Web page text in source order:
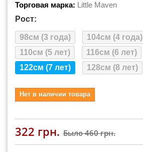
Торговая марка: Little Maven
Рост:
98см (3 года)
104см (4 года)
110см (5 лет)
116см (6 лет)
122см (7 лет)
128см (8 лет)
Нет в наличии товара
322 грн. Было460 грн.